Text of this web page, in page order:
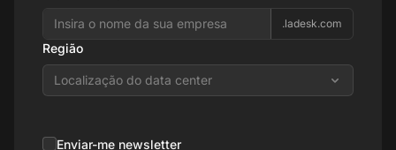
.ladesk.com
Região
Localização do data center
Enviar-me newsletter